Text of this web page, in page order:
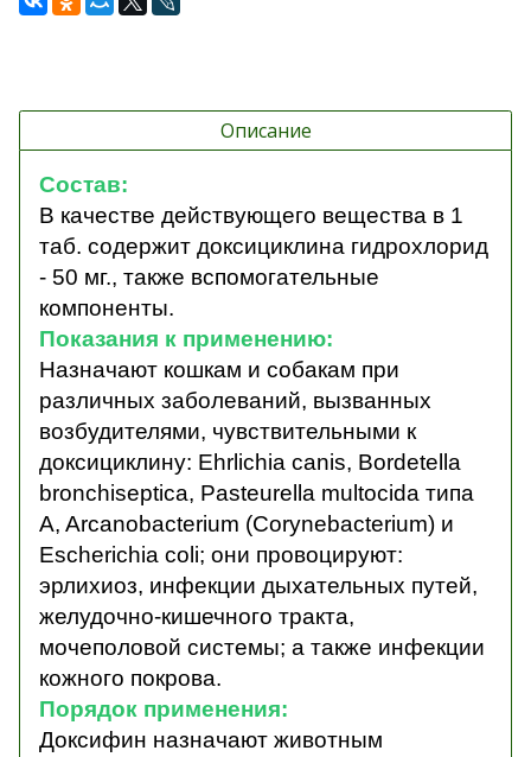
Описание
Состав:
В качестве действующего вещества в 1
таб. содержит доксициклина гидрохлорид
- 50 мг., также вспомогательные
компоненты.
Показания к применению:
Назначают кошкам и собакам при
различных заболеваний, вызванных
возбудителями, чувствительными к
доксициклину: Ehrlichia canis, Bordetella
bronchiseptica, Pasteurella multocida типа
A, Arcanobacterium (Corynebacterium) и
Escherichia coli; они провоцируют:
эрлихиоз, инфекции дыхательных путей,
желудочно-кишечного тракта,
мочеполовой системы; а также инфекции
кожного покрова.
Порядок применения:
Доксифин назначают животным